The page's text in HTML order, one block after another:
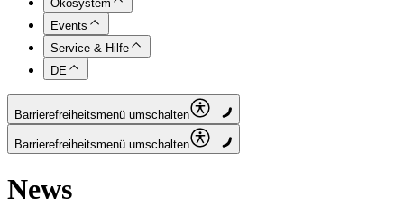
Ökosystem
Events
Service & Hilfe
DE
Barrierefreiheitsmenü umschalten
Barrierefreiheitsmenü umschalten
News